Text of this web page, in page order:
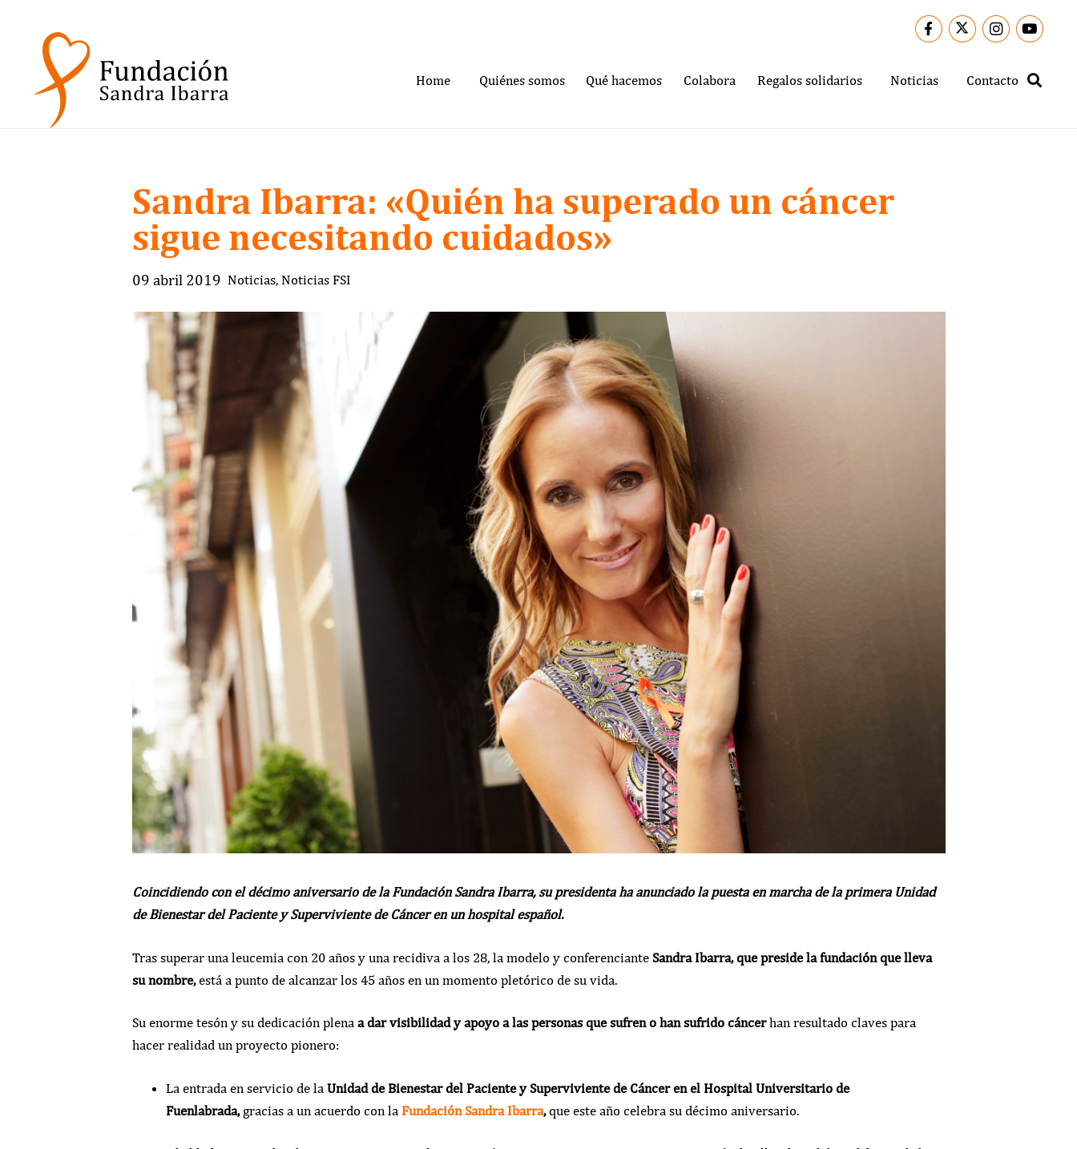
Home Quiénes somos Qué hacemos Colabora Regalos solidarios Noticias Contacto
Sandra Ibarra: «Quién ha superado un cáncer
sigue necesitando cuidados»
09 abril 2019 Noticias, Noticias FSI
Coincidiendo con el décimo aniversario de la Fundación Sandra Ibarra, su presidenta ha anunciado la puesta en marcha de la primera Unidad
de Bienestar del Paciente y Superviviente de Cáncer en un hospital español.
Tras superar una leucemia con 20 años y una recidiva a los 28, la modelo y conferenciante Sandra Ibarra, que preside la fundación que lleva
su nombre,está a punto de alcanzar los 45 años en un momento pletórico de su vida.
Su enorme tesón y su dedicación plena a dar visibilidad y apoyo a las personas que sufren o han sufrido cáncerhan resultado claves para
hacer realidad un proyecto pionero:
La entrada en servicio de la Unidad de Bienestar del Paciente y Superviviente de Cáncer en el Hospital Universitario de
Fuenlabrada,gracias a un acuerdo con la Fundación Sandra Ibarra,que este año celebra su décimo aniversario.